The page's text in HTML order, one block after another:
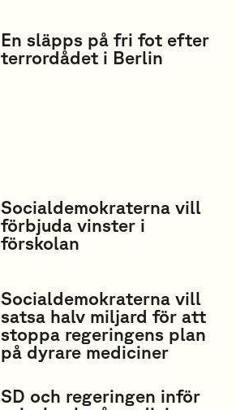
En släpps på fri fot efter
terrordådet i Berlin
Socialdemokraterna vill
förbjuda vinster i
förskolan
Socialdemokraterna vill
satsa halv miljard för att
stoppa regeringens plan
på dyrare mediciner
SD och regeringen inför